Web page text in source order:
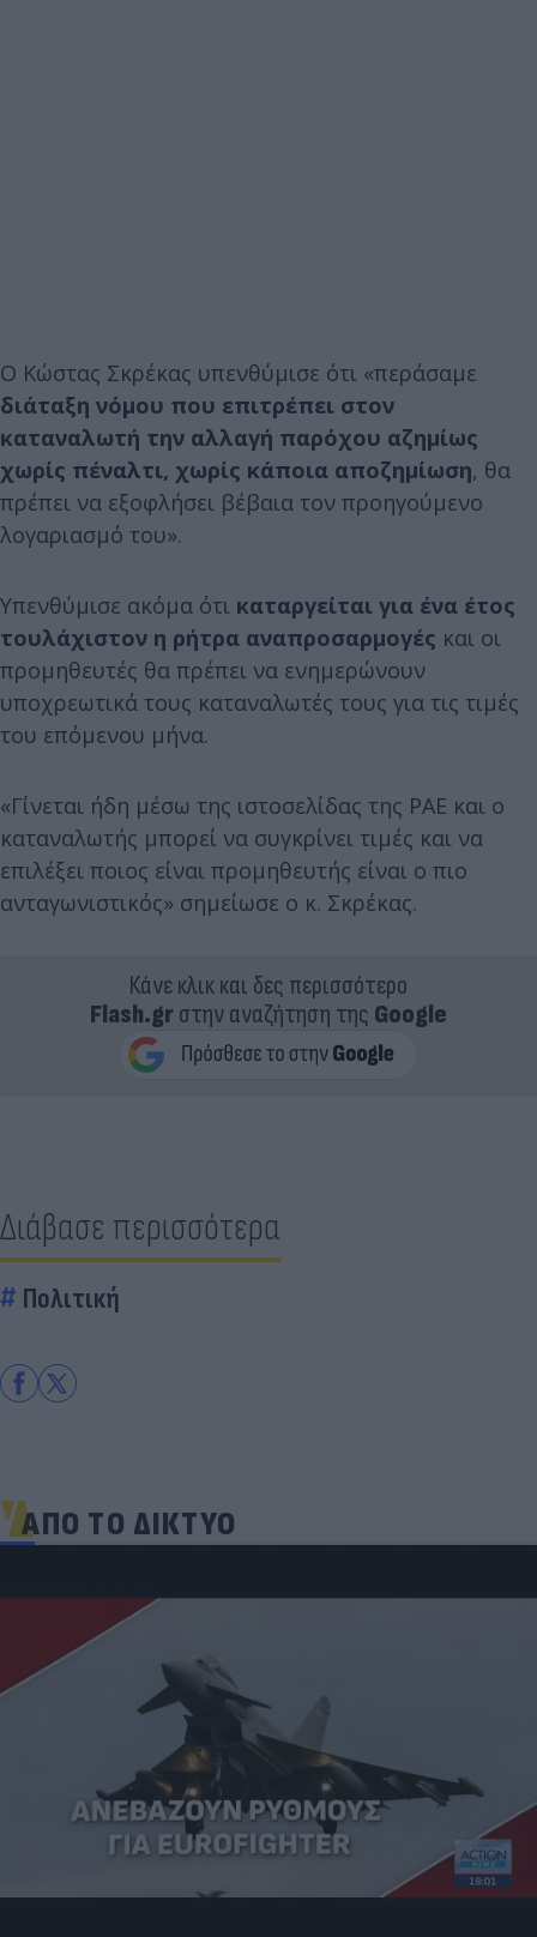
Ο Κώστας Σκρέκας υπενθύμισε ότι «περάσαμε
διάταξη νόμου που επιτρέπει στον
καταναλωτή την αλλαγή παρόχου αζημίως
χωρίς πέναλτι, χωρίς κάποια αποζημίωση, θα
πρέπει να εξοφλήσει βέβαια τον προηγούμενο
λογαριασμό του».
Υπενθύμισε ακόμα ότι καταργείται για ένα έτος
τουλάχιστον η ρήτρα αναπροσαρμογές και οι
προμηθευτές θα πρέπει να ενημερώνουν
υποχρεωτικά τους καταναλωτές τους για τις τιμές
του επόμενου μήνα.
«Γίνεται ήδη μέσω της ιστοσελίδας της ΡΑΕ και ο
καταναλωτής μπορεί να συγκρίνει τιμές και να
επιλέξει ποιος είναι προμηθευτής είναι ο πιο
ανταγωνιστικός» σημείωσε ο κ. Σκρέκας.
Κάνε κλικ και δες περισσότερο
Flash.grστην αναζήτηση της Google
Διάβασε περισσότερα
Πολιτική
ΑΠΟ ΤΟ ΔΙΚΤΥΟ